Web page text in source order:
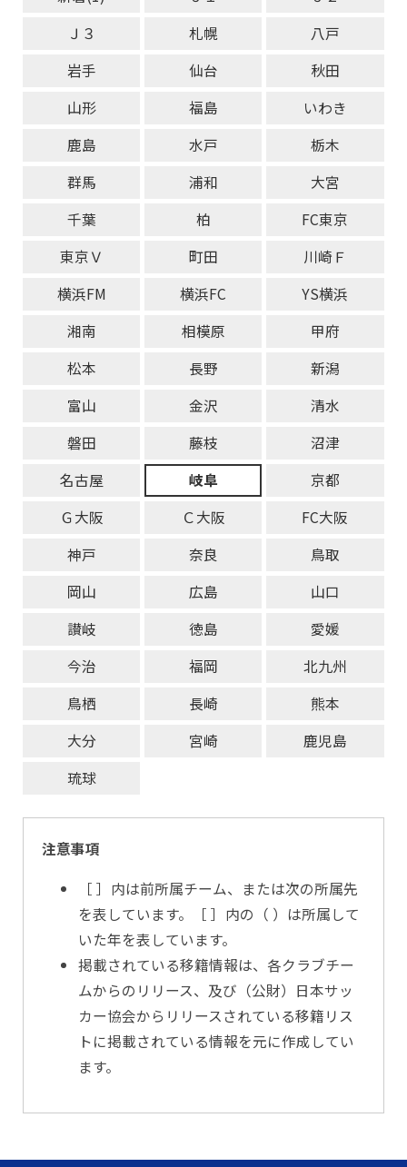
Ｊ３
札幌
八戸
岩手
仙台
秋田
山形
福島
いわき
鹿島
水戸
栃木
群馬
浦和
大宮
千葉
柏
FC東京
東京Ｖ
町田
川崎Ｆ
横浜FM
横浜FC
YS横浜
湘南
相模原
甲府
松本
長野
新潟
富山
金沢
清水
磐田
藤枝
沼津
名古屋
岐阜
京都
Ｇ大阪
Ｃ大阪
FC大阪
神戸
奈良
鳥取
岡山
広島
山口
讃岐
徳島
愛媛
今治
福岡
北九州
鳥栖
長崎
熊本
大分
宮崎
鹿児島
琉球
注意事項
［ ］内は前所属チーム、または次の所属先
を表しています。［ ］内の（ ）は所属して
いた年を表しています。
掲載されている移籍情報は、各クラブチー
ムからのリリース、及び（公財）日本サッ
カー協会からリリースされている移籍リス
トに掲載されている情報を元に作成してい
ます。